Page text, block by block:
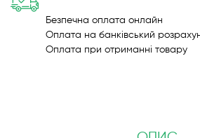
Безпечна оплата онлайн
Оплата на банківський
Оплата при отриманні товару